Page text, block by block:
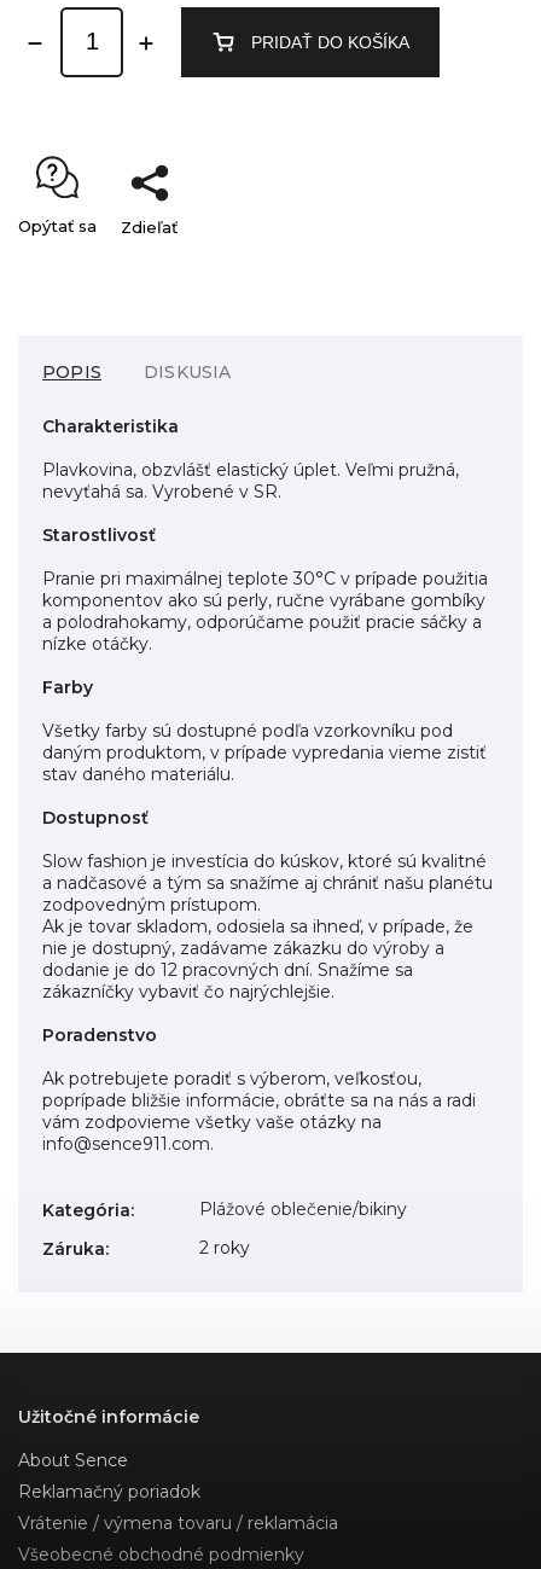
PRIDAŤ DO KOŠÍKA
Opýtať sa Zdieľať
POPIS DISKUSIA
Charakteristika
Plavkovina, obzvlášť elastický úplet. Veľmi pružná,
nevyťahá sa. Vyrobené v SR.
Starostlivosť
Pranie pri maximálnej teplote 30°C v prípade použitia
komponentov ako sú perly, ručne vyrábane gombíky
a polodrahokamy, odporúčame použiť pracie sáčky a
nízke otáčky.
Farby
Všetky farby sú dostupné podľa vzorkovníku pod
daným produktom, v prípade vypredania vieme zistiť
stav daného materiálu.
Dostupnosť
Slow fashion je investícia do kúskov, ktoré sú kvalitné
a nadčasové a tým sa snažíme aj chrániť našu planétu
zodpovedným prístupom.
Ak je tovar skladom, odosiela sa ihneď, v prípade, že
nie je dostupný, zadávame zákazku do výroby a
dodanie je do 12 pracovných dní. Snažíme sa
zákazníčky vybaviť čo najrýchlejšie.
Poradenstvo
Ak potrebujete poradiť s výberom, veľkosťou,
poprípade bližšie informácie, obráťte sa na nás a radi
vám zodpovieme všetky vaše otázky na
info@sence911.com.
Kategória:
Plážové oblečenie/bikiny
Záruka: 2 roky
Užitočné informácie
About Sence
Reklamačný poriadok
Vrátenie / výmena tovaru / reklamácia
Všeobecné obchodné podmienky